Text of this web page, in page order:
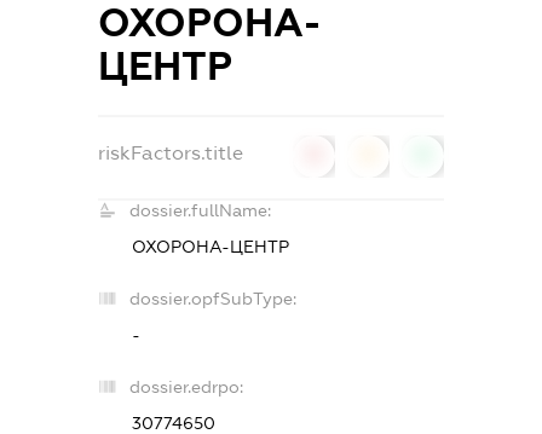
ОХОРОНА-
ЦЕНТР
riskFactors.title
dossier.fullName:
ОХОРОНА-ЦЕНТР
dossier.opfSubType:
-
dossier.edrpo:
30774650